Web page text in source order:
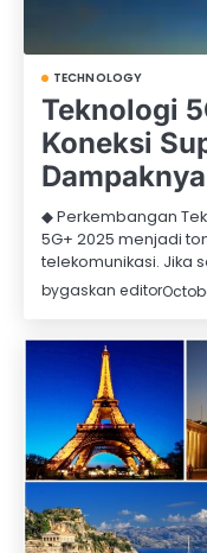
TECHNOLOGY
Teknologi
Koneksi
◆ Perkembangan
5G+ 2025 menjadi
telekomunikasi. Jika
bygaskan editor